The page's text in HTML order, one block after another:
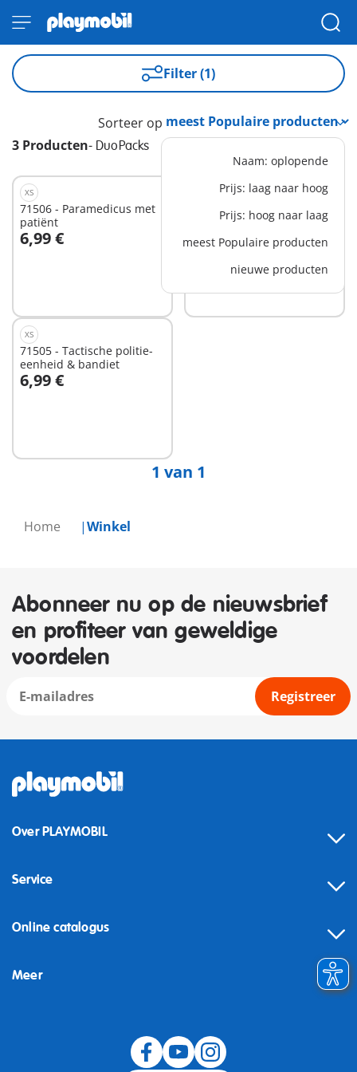
Home Winkel
Filter (1)
3 Producten- DuoPacks
Sorteer op
Naam: oplopende
Prijs: laag naar hoog
Prijs: hoog naar laag
meest Populaire producten
nieuwe producten
XS
71506 - Paramedicus met
patiënt
6,99 €
In winkelwagen
71507 - Trouwkoppel
6,99 €
In winkelwagen
XS
71505 - Tactische politie-
eenheid & bandiet
6,99 €
In winkelwagen
1 van 1
Abonneer nu op de nieuwsbrief
en profiteer van geweldige
voordelen
Registreer
Over PLAYMOBIL
Service
Online catalogus
Meer